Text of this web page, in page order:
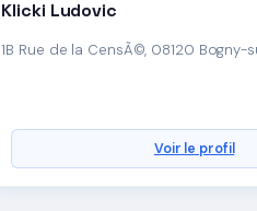
Klicki Ludovic
1B Rue de la CensÃ©, 08120 Bogny-
Voir le profil